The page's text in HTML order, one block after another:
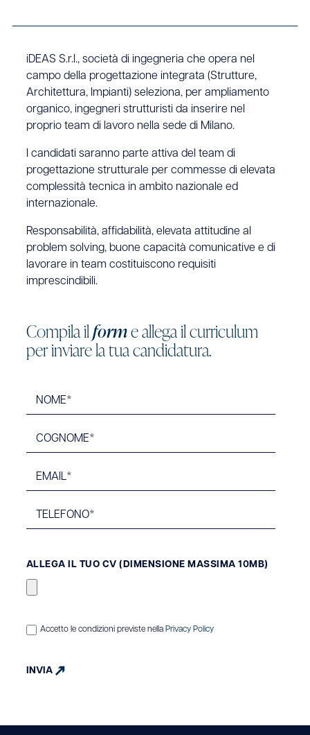
iDEAS S.r.l., società di ingegneria che opera nel
campo della progettazione integrata (Strutture,
Architettura, Impianti) seleziona, per ampliamento
organico, ingegneri strutturisti da inserire nel
proprio team di lavoro nella sede di Milano.
I candidati saranno parte attiva del team di
progettazione strutturale per commesse di elevata
complessità tecnica in ambito nazionale ed
internazionale.
Responsabilità, affidabilità, elevata attitudine al
problem solving, buone capacità comunicative e di
lavorare in team costituiscono requisiti
imprescindibili.
Compilailformeallegailcurriculum
perinviarelatuacandidatura.
ALLEGA IL TUO CV (DIMENSIONE MASSIMA 10MB)
Accetto le condizioni previste nella Privacy Policy